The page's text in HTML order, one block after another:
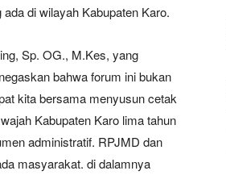
di wilayah Kabupaten Karo.
Sp. OG., M.Kes, yang
bahwa forum ini bukan
kita bersama menyusun cetak
Kabupaten Karo lima tahun
administratif. RPJMD dan
masyarakat. di dalamnya